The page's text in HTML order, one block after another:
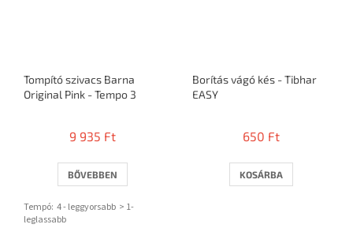
Tompító szivacs Barna
Original Pink - Tempo 3
9 935 Ft
BŐVEBBEN
Tempó: 4 - leggyorsabb > 1-
leglassabb
Borítás vágó kés - Tibhar
EASY
650 Ft
KOSÁRBA